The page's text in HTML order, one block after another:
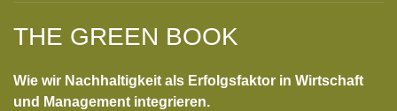
THE GREEN BOOK
Wie wir Nachhaltigkeit als Erfolgsfaktor in Wirtschaft
und Management integrieren.